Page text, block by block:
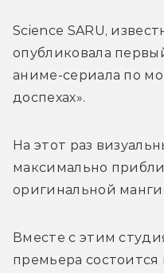
Science SARU,
опубликовала
аниме-сериала по
доспехах».
На этот раз
максимально
оригинальной манги
Вместе с этим
премьера